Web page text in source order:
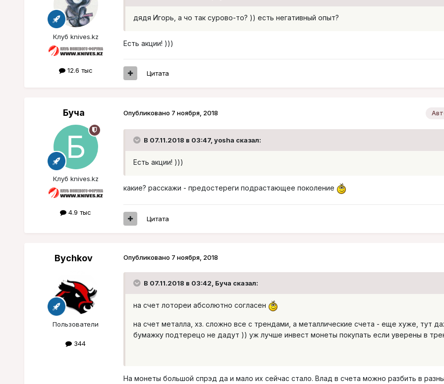
Клуб knives.kz
12.6 тыс
дядя Игорь, а чо так сурово-то? )) есть негативный опыт?
Есть акции! )))
Цитата
Буча
Клуб knives.kz
4.9 тыс
Опубликовано 7 ноября, 2018
В 07.11.2018 в 03:47, yosha сказал:
Есть акции! )))
какие? расскажи - предостереги подрастающее поколение
Цитата
Bychkov
Пользователи
344
Опубликовано 7 ноября, 2018
В 07.11.2018 в 03:42, Буча сказал:
на счет лотореи абсолютно согласен
на счет металла, хз. сложно все с трендами, а металлические счета - еще хуже, тут
бумажку подтерецо не дадут )) уж лучше инвест монеты покупать если уверены в
На монеты большой спрэд да и мало их сейчас стало. Влад в счета можно разбить в